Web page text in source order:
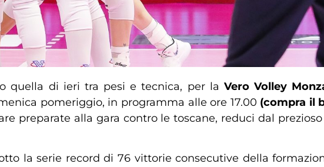
quella di ieri tra pesi e tecnica, per laVero Volley
pomeriggio, in programma alle ore 17.00 (compra il
preparate alla gara contro le toscane, reduci dal
la serie record di 76 vittorie consecutive della